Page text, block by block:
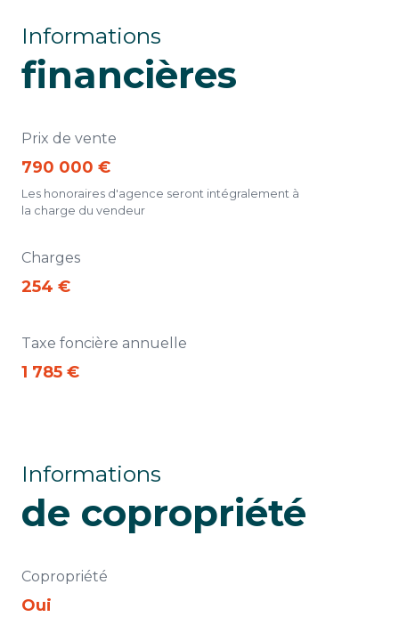
Informations
financières
Prix de vente
790 000 €
Les honoraires d'agence seront intégralement à
la charge du vendeur
Charges
254 €
Taxe foncière annuelle
1 785 €
Informations
de copropriété
Copropriété
Oui